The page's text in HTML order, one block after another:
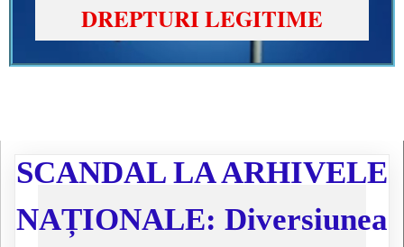
DREPTURI LEGITIME
SCANDAL LA ARHIVELE
NAȚIONALE: Diversiunea